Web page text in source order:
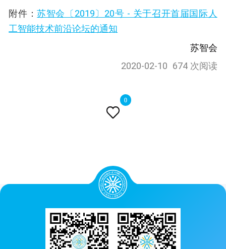

0
附件：苏智会〔2019〕20号 - 关于召开首届国际人
工智能技术前沿论坛的通知
苏智会
2020-02-10 674 次阅读